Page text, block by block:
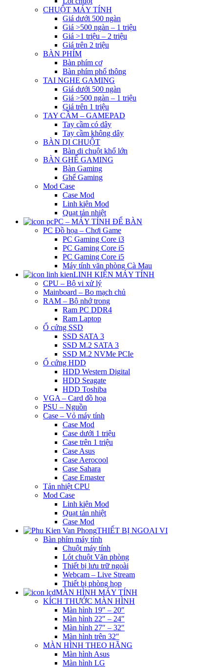
CHUỘT MÁY TÍNH
Giá dưới 500 ngàn
Giá >500 ngàn – 1 triệu
Giá >1 triệu – 2 triệu
Giá trên 2 triệu
BÀN PHÍM
Bàn phím cơ
Bàn phím phổ thông
TAI NGHE GAMING
Giá dưới 500 ngàn
Giá >500 ngàn – 1 triệu
Giá trên 1 triệu
TAY CẦM – GAMEPAD
Tay cầm có dây
Tay cầm không dây
BÀN DI CHUỘT
Bàn di chuột khổ lớn
BÀN GHẾ GAMING
Bàn Gaming
Ghế Gaming
Mod Case
Case Mod
Linh kiện Mod
Quạt tản nhiệt
PC – MÁY TÍNH ĐỂ BÀN
PC Đồ họa – Chơi Game
PC Gaming Core i3
PC Gaming Core i5
PC Gaming Core i5
Máy tính văn phòng Cà Mau
LINH KIỆN MÁY TÍNH
CPU – Bộ vi xử lý
Mainboard – Bo mạch chủ
RAM – Bộ nhớ trong
Ram PC DDR4
Ram Laptop
Ổ cứng SSD
SSD SATA 3
SSD M.2 SATA 3
SSD M.2 NVMe PCIe
Ổ cứng HDD
HDD Western Digital
HDD Seagate
HDD Toshiba
VGA – Card đồ họa
PSU – Nguồn
Case – Vỏ máy tính
Case Mod
Case dưới 1 triệu
Case trên 1 triệu
Case Asus
Case Aerocool
Case Sahara
Case Emaster
Tản nhiệt CPU
Mod Case
Linh kiện Mod
Quạt tản nhiệt
Case Mod
THIẾT BỊ NGOẠI VI
Bàn phím máy tính
Chuột máy tính
Lót chuột Văn phòng
Thiết bị lưu trữ ngoài
Webcam – Live Stream
Thiết bị phòng họp
MÀN HÌNH MÁY TÍNH
KÍCH THƯỚC MÀN HÌNH
Màn hình 19″ – 20″
Màn hình 22″ – 24″
Màn hình 27″ – 32″
Màn hình trên 32″
MÀN HÌNH THEO HÃNG
Màn hình Asus
Màn hình LG